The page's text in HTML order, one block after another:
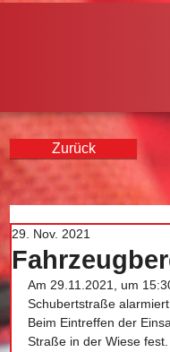
Zurück
29. Nov. 2021
Am 29.11.2021, um
Schubertstraße alarmiert.
Beim Eintreffen der
Straße in der Wiese fest.